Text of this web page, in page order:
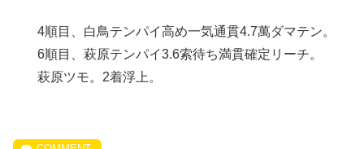
4順目、白鳥テンパイ高め一気通貫4.7萬ダマテン。
6順目、萩原テンパイ3.6索待ち満貫確定リーチ。
萩原ツモ。2着浮上。